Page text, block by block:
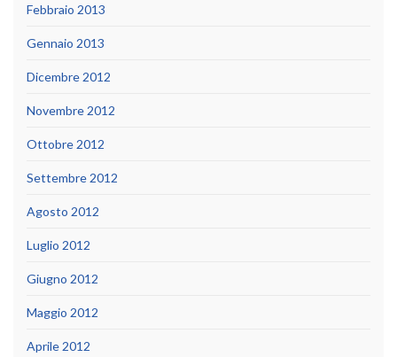
Febbraio 2013
Gennaio 2013
Dicembre 2012
Novembre 2012
Ottobre 2012
Settembre 2012
Agosto 2012
Luglio 2012
Giugno 2012
Maggio 2012
Aprile 2012